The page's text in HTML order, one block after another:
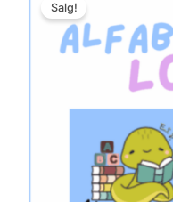
leselotto
Salg!